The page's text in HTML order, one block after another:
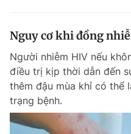
Nguy cơ khi đồng
Người nhiễm HIV nếu
điều trị kịp thời dẫn đến
thêm đậu mùa khỉ có thể
trạng bệnh.